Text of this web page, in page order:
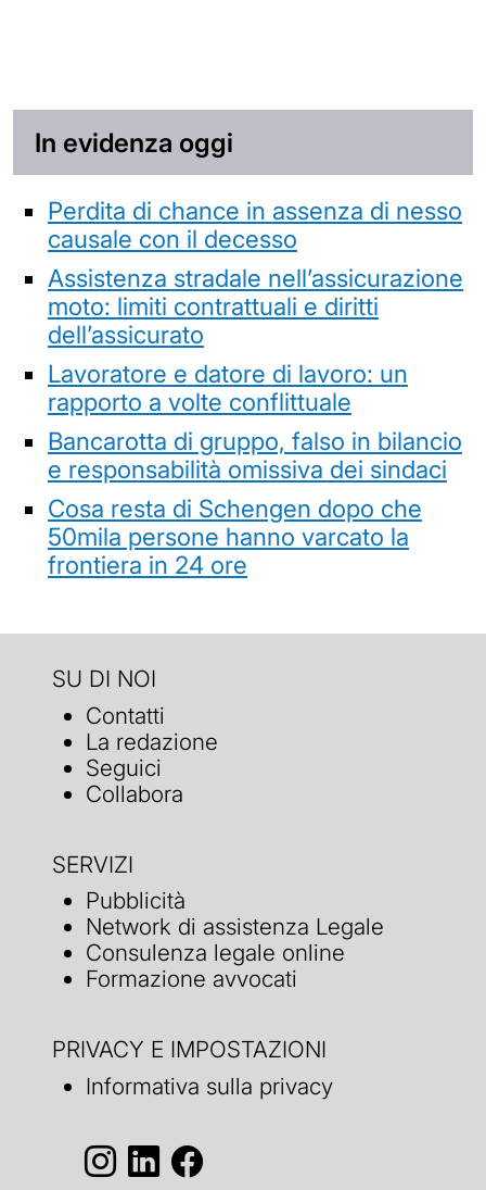
In evidenza oggi
Perdita di chance in assenza di nesso
causale con il decesso
Assistenza stradale nell’assicurazione
moto: limiti contrattuali e diritti
dell’assicurato
Lavoratore e datore di lavoro: un
rapporto a volte conflittuale
Bancarotta di gruppo, falso in bilancio
e responsabilità omissiva dei sindaci
Cosa resta di Schengen dopo che
50mila persone hanno varcato la
frontiera in 24 ore
SU DI NOI
Contatti
La redazione
Seguici
Collabora
SERVIZI
Pubblicità
Network di assistenza Legale
Consulenza legale online
Formazione avvocati
PRIVACY E IMPOSTAZIONI
Informativa sulla privacy